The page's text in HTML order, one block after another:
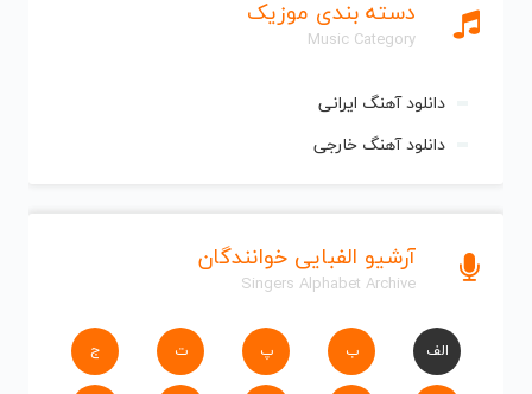
دسته بندی موزیک
Music Category
دانلود آهنگ ایرانی
دانلود آهنگ خارجی
آرشیو الفبایی خوانندگان
Singers Alphabet Archive
الف ب پ ت ج